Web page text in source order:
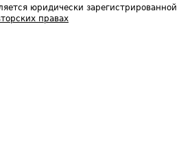
юридически зарегистрированной
правах